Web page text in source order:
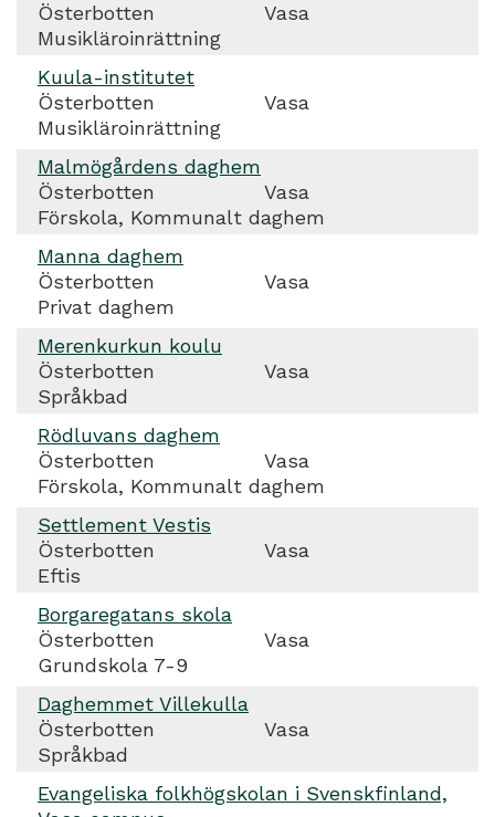
Österbotten
Vasa
Musikläroinrättning
Kuula-institutet
Österbotten
Vasa
Musikläroinrättning
Malmögårdens daghem
Österbotten
Vasa
Förskola, Kommunalt daghem
Manna daghem
Österbotten
Vasa
Privat daghem
Merenkurkun koulu
Österbotten
Vasa
Språkbad
Rödluvans daghem
Österbotten
Vasa
Förskola, Kommunalt daghem
Settlement Vestis
Österbotten
Vasa
Eftis
Borgaregatans skola
Österbotten
Vasa
Grundskola 7-9
Daghemmet Villekulla
Österbotten
Vasa
Språkbad
Evangeliska folkhögskolan i Svenskfinland,